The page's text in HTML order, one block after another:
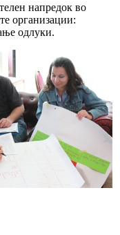
напредок во
организации:
одлуки.